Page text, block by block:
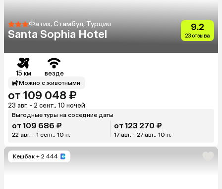
Фатих, Стамбул, Турция
Santa Sophia Hotel
9.2
23 отзыва
15 км везде
Можно с животными
от 109 048 ₽
23 авг. - 2 сент., 10 ночей
Выгодные туры на соседние даты
от 109 686 ₽
22 авг. - 1 сент., 10 н.
от 123 270 ₽
17 авг. - 27 авг., 10 н.
Кешбэк + 2 444